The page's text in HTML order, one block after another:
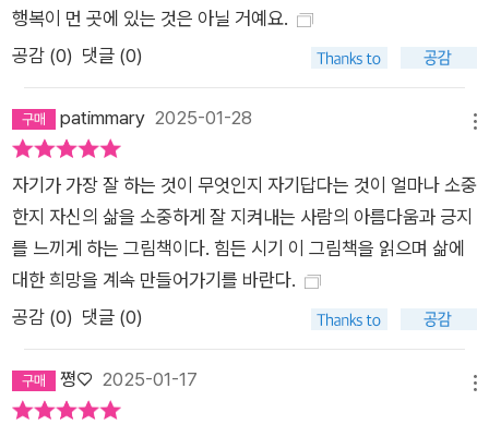
행복이 먼 곳에 있는 것은 아닐 거예요.
공감 (0) 댓글 (0)
patimmary 2025-01-28
자기가 가장 잘 하는 것이 무엇인지 자기답다는 것이 얼마나 소중
한지 자신의 삶을 소중하게 잘 지켜내는 사람의 아름다움과 긍지
를 느끼게 하는 그림책이다. 힘든 시기 이 그림책을 읽으며 삶에
대한 희망을 계속 만들어가기를 바란다.
공감 (0) 댓글 (0)
쪙♡ 2025-01-17